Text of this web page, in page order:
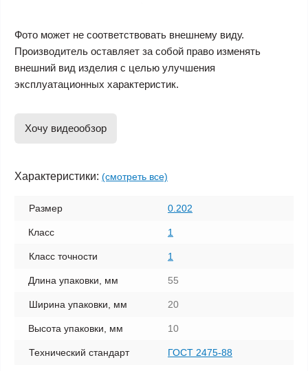
Фото может не соответствовать внешнему виду.
Производитель оставляет за собой право изменять
внешний вид изделия с целью улучшения
эксплуатационных характеристик.
Хочу видеообзор
Характеристики: (смотреть все)
Размер 0.202
Класс 1
Класс точности 1
Длина упаковки, мм 55
Ширина упаковки, мм 20
Высота упаковки, мм 10
Технический стандарт ГОСТ 2475-88